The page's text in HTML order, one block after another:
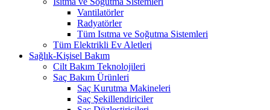
Vantilatörler
Radyatörler
Tüm Isıtma ve Soğutma Sistemleri
Tüm Elektrikli Ev Aletleri
Sağlık-Kişisel Bakım
Cilt Bakım Teknolojileri
Saç Bakım Ürünleri
Saç Kurutma Makineleri
Saç Şekillendiriciler